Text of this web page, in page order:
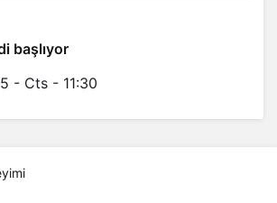
başlıyor
- Cts - 11:30